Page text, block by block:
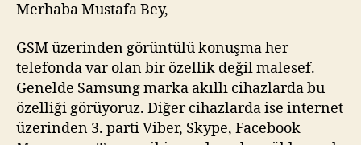
Merhaba Mustafa Bey,
GSM üzerinden görüntülü konuşma her
telefonda var olan bir özellik değil malesef.
Genelde Samsung marka akıllı cihazlarda bu
özelliği görüyoruz. Diğer cihazlarda ise internet
üzerinden 3. parti Viber, Skype, Facebook